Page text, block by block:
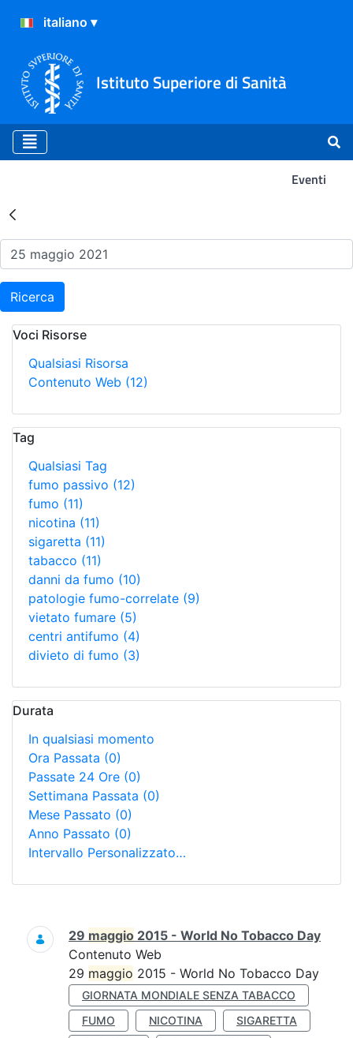
Istituto Superiore di Sanità
Eventi
Risultati della Ricerca -
Ricerca
Voci Risorse
Qualsiasi Risorsa
Contenuto Web (12)
Tag
Qualsiasi Tag
fumo passivo (12)
fumo (11)
nicotina (11)
sigaretta (11)
tabacco (11)
danni da fumo (10)
patologie fumo-correlate (9)
vietato fumare (5)
centri antifumo (4)
divieto di fumo (3)
Durata
In qualsiasi momento
Ora Passata (0)
Passate 24 Ore (0)
Settimana Passata (0)
Mese Passato (0)
Anno Passato (0)
Intervallo Personalizzato…
Ricerca
29 maggio 2015 - World No Tobacco Day
Contenuto Web
29 maggio 2015 - World No Tobacco Day
GIORNATA MONDIALE SENZA TABACCO
FUMO
NICOTINA
SIGARETTA